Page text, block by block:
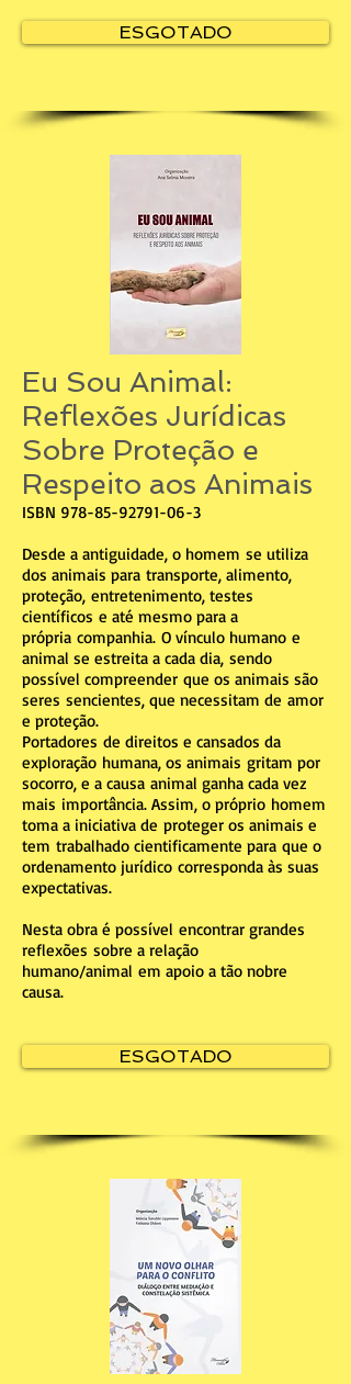
ESGOTADO
Eu Sou Animal:
Reflexões Jurídicas
Sobre Proteção e
Respeito aos Animais
ISBN 978-85-92791-06-3
Desde a antiguidade, o homem se utiliza
dos animais para transporte, alimento,
proteção, entretenimento, testes
científicos e até mesmo para a
própria companhia. O vínculo humano e
animal se estreita a cada dia, sendo
possível compreender que os animais são
seres sencientes, que necessitam de amor
e proteção.
Portadores de direitos e cansados da
exploração humana, os animais gritam por
socorro, e a causa animal ganha cada vez
mais importância. Assim, o próprio homem
toma a iniciativa de proteger os animais e
tem trabalhado cientificamente para que o
ordenamento jurídico corresponda às suas
expectativas.
Nesta obra é possível encontrar grandes
reflexões sobre a relação
humano/animal em apoio a tão nobre
causa.
ESGOTADO